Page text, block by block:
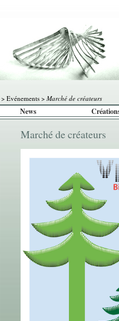
> Evénements > Marché de créateurs
News
Marché de créateurs